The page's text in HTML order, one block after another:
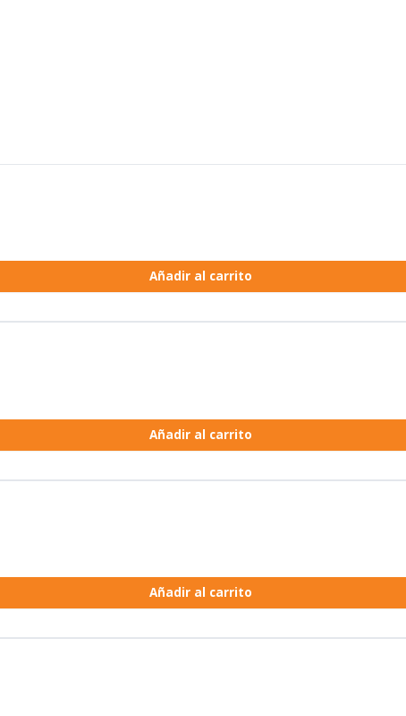
Añadir al carrito
Añadir al carrito
Añadir al carrito